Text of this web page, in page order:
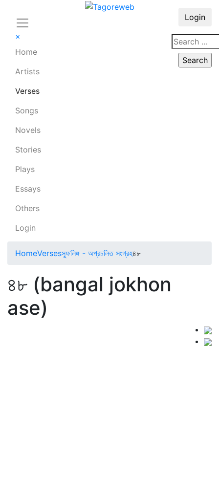
×
Home
Artists
Verses
Songs
Novels
Stories
Plays
Essays
Others
Login
Login
HomeVersesস্ফুলিঙ্গ - অপ্রচলিত সংগ্রহ৪৮
৪৮ (bangal jokhon
ase)